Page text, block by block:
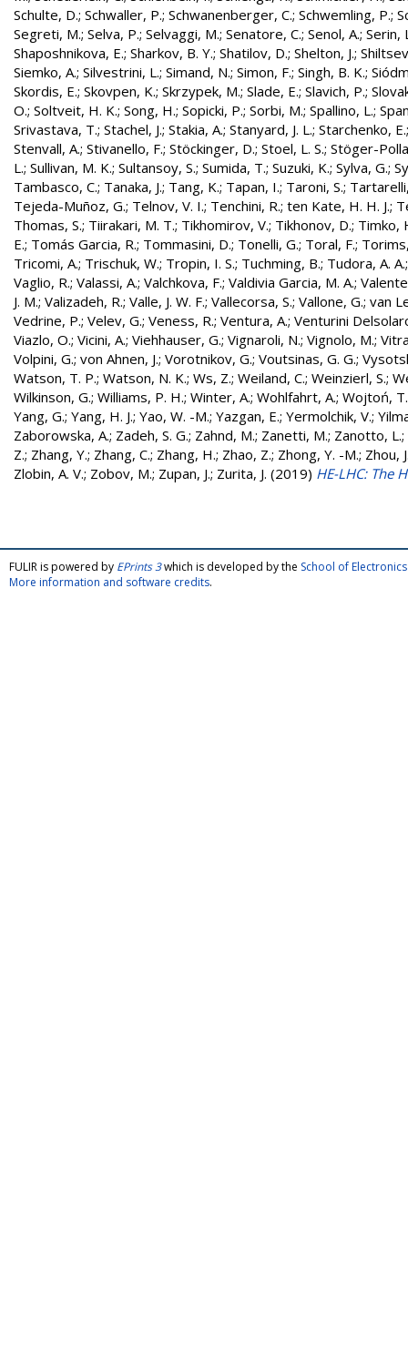
Schulte, D.; Schwaller, P.; Schwanenberger, C.; Schwemling, P.;
Segreti, M.; Selva, P.; Selvaggi, M.; Senatore, C.; Senol, A.; Serin,
Shaposhnikova, E.; Sharkov, B. Y.; Shatilov, D.; Shelton, J.;
Siemko, A.; Silvestrini, L.; Simand, N.; Simon, F.; Singh, B. K.;
Skordis, E.; Skovpen, K.; Skrzypek, M.; Slade, E.; Slavich, P.;
O.; Soltveit, H. K.; Song, H.; Sopicki, P.; Sorbi, M.; Spallino, L.;
Srivastava, T.; Stachel, J.; Stakia, A.; Stanyard, J. L.; Starchenko, E.
Stenvall, A.; Stivanello, F.; Stöckinger, D.; Stoel, L. S.; Stöger-
L.; Sullivan, M. K.; Sultansoy, S.; Sumida, T.; Suzuki, K.; Sylva, G.;
Tambasco, C.; Tanaka, J.; Tang, K.; Tapan, I.; Taroni, S.;
Tejeda-Muñoz, G.; Telnov, V. I.; Tenchini, R.; ten Kate, H. H. J.;
Thomas, S.; Tiirakari, M. T.; Tikhomirov, V.; Tikhonov, D.; Timko,
E.; Tomás Garcia, R.; Tommasini, D.; Tonelli, G.; Toral, F.;
Tricomi, A.; Trischuk, W.; Tropin, I. S.; Tuchming, B.; Tudora, A. A.
Vaglio, R.; Valassi, A.; Valchkova, F.; Valdivia Garcia, M. A.;
J. M.; Valizadeh, R.; Valle, J. W. F.; Vallecorsa, S.; Vallone, G.; van
Vedrine, P.; Velev, G.; Veness, R.; Ventura, A.; Venturini
Viazlo, O.; Vicini, A.; Viehhauser, G.; Vignaroli, N.; Vignolo, M.;
Volpini, G.; von Ahnen, J.; Vorotnikov, G.; Voutsinas, G. G.;
Watson, T. P.; Watson, N. K.; Ws, Z.; Weiland, C.; Weinzierl, S.;
Wilkinson, G.; Williams, P. H.; Winter, A.; Wohlfahrt, A.; Wojtoń, T.
Yang, G.; Yang, H. J.; Yao, W. -M.; Yazgan, E.; Yermolchik, V.;
Zaborowska, A.; Zadeh, S. G.; Zahnd, M.; Zanetti, M.; Zanotto, L.;
Z.; Zhang, Y.; Zhang, C.; Zhang, H.; Zhao, Z.; Zhong, Y. -M.; Zhou,
Zlobin, A. V.; Zobov, M.; Zupan, J.; Zurita, J. (2019) HE-LHC: The
FULIR is powered by EPrints 3which is developed by the School of
More information and software credits.